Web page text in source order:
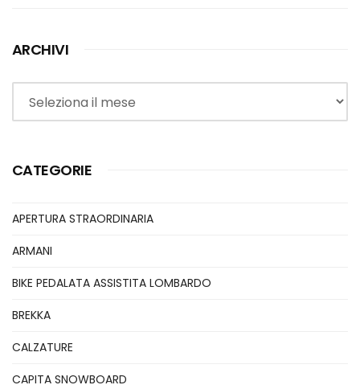
ARCHIVI
Archivi
CATEGORIE
APERTURA STRAORDINARIA
ARMANI
BIKE PEDALATA ASSISTITA LOMBARDO
BREKKA
CALZATURE
CAPITA SNOWBOARD